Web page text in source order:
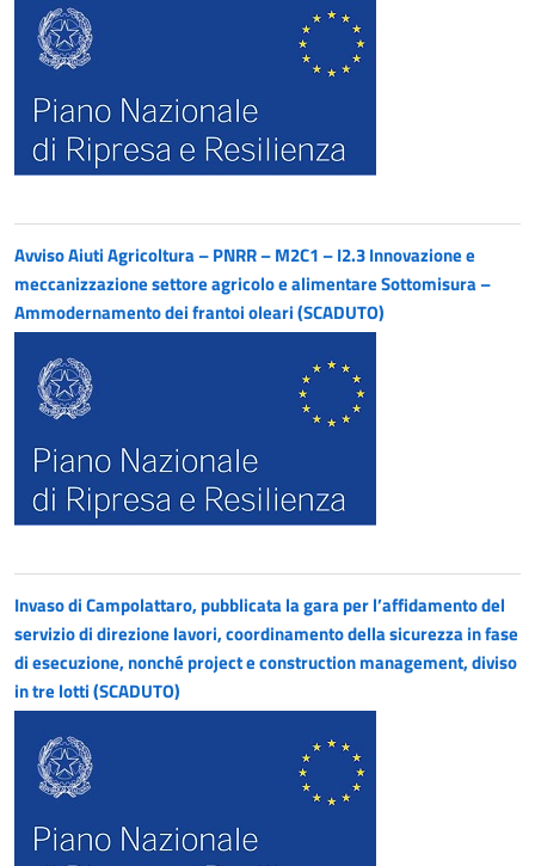
Avviso Aiuti Agricoltura – PNRR – M2C1 – I2.3 Innovazione e
meccanizzazione settore agricolo e alimentare Sottomisura –
Ammodernamento dei frantoi oleari (SCADUTO)
Invaso di Campolattaro, pubblicata la gara per l’affidamento del
servizio di direzione lavori, coordinamento della sicurezza in fase
di esecuzione, nonché project e construction management, diviso
in tre lotti (SCADUTO)